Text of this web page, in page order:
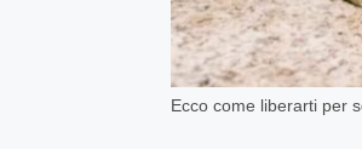
Ecco come liberarti per